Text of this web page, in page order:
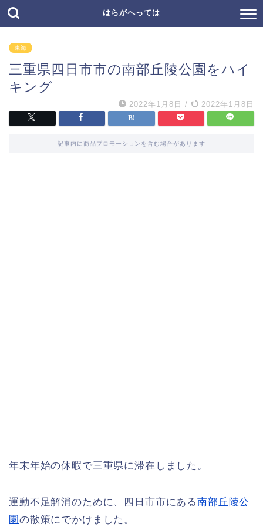
はらがへっては
東海
三重県四日市市の南部丘陵公園をハイ
キング
2022年1月8日 / 2022年1月8日
記事内に商品プロモーションを含む場合があります
年末年始の休暇で三重県に滞在しました。
運動不足解消のために、四日市市にある南部丘陵公
園の散策にでかけました。